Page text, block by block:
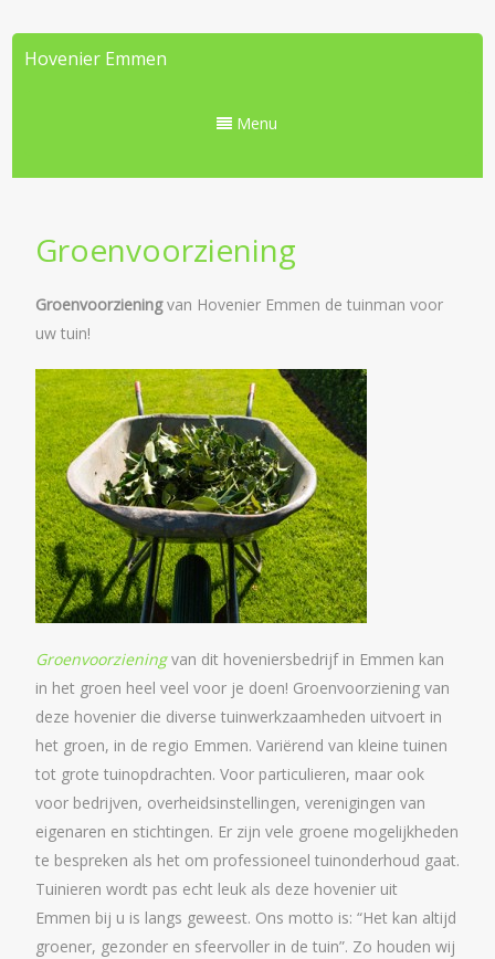
Hovenier Emmen
Menu
Groenvoorziening
Groenvoorzieningvan Hovenier Emmen de tuinman voor
uw tuin!
Groenvoorzieningvan dit hoveniersbedrijf in Emmen kan
in het groen heel veel voor je doen! Groenvoorziening van
deze hovenier die diverse tuinwerkzaamheden uitvoert in
het groen, in de regio Emmen. Variërend van kleine tuinen
tot grote tuinopdrachten. Voor particulieren, maar ook
voor bedrijven, overheidsinstellingen, verenigingen van
eigenaren en stichtingen. Er zijn vele groene mogelijkheden
te bespreken als het om professioneel tuinonderhoud gaat.
Tuinieren wordt pas echt leuk als deze hovenier uit
Emmen bij u is langs geweest. Ons motto is: “Het kan altijd
groener, gezonder en sfeervoller in de tuin”. Zo houden wij